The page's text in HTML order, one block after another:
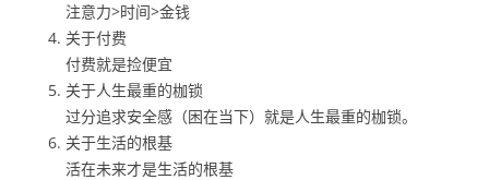
注意力>时间>金钱
关于付费
付费就是捡便宜
关于人生最重的枷锁
过分追求安全感（困在当下）就是人生最重的枷锁。
关于生活的根基
活在未来才是生活的根基